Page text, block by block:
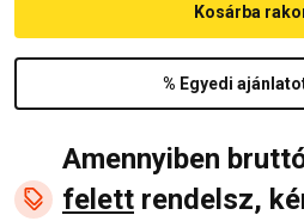
% Egyedi
Kosárba
Amennyiben
felett rendelsz,